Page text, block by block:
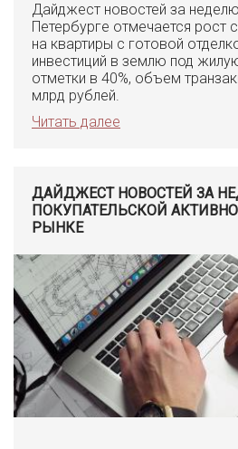
Дайджест новостей за
Петербурге отмечается рост
на квартиры с готовой
инвестиций в землю под
отметки в 40%, объем
млрд рублей.
Читать далее
ДАЙДЖЕСТ НОВОСТЕЙ ЗА
ПОКУПАТЕЛЬСКОЙ
РЫНКЕ